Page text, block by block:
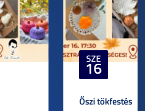
SZE
16
Őszi tökfestés